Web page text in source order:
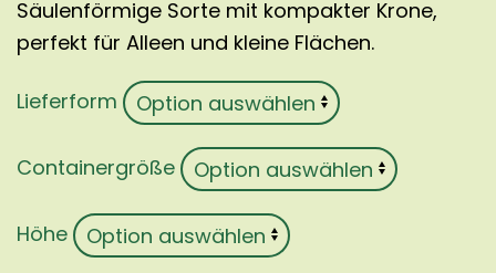
Säulenförmige Sorte mit kompakter Krone,
perfekt für Alleen und kleine Flächen.
Lieferform
Containergröße
Höhe